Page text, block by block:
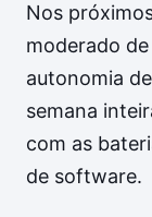
Nos
moderado
autonomia
semana
com as
de software.